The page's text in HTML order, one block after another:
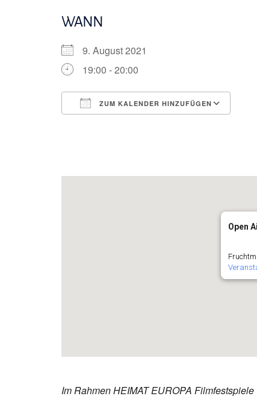
WANN
9. August 2021
19:00 - 20:00
ZUM KALENDER HINZUFÜGEN
Open
Im Rahmen HEIMAT EUROPA Filmfestspiele